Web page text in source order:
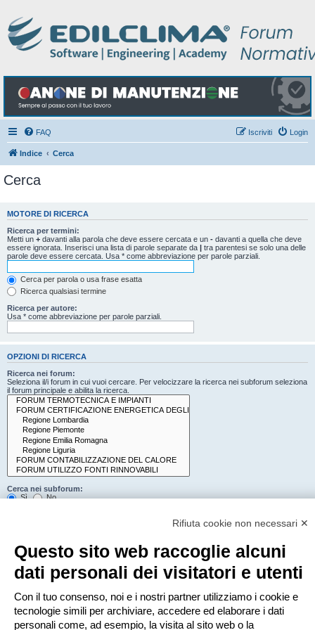
FAQ Login
Iscriviti
Indice Cerca
Cerca
MOTORE DI RICERCA
Ricerca per termini:
Metti un + davanti alla parola che deve essere cercata e un - davanti a quella che deve
essere ignorata. Inserisci una lista di parole separate da | tra parentesi se solo una delle
parole deve essere cercata. Usa * come abbreviazione per parole parziali.
Cerca per parola o usa frase esatta
Ricerca qualsiasi termine
Ricerca per autore:
Usa * come abbreviazione per parole parziali.
OPZIONI DI RICERCA
Ricerca nei forum:
Seleziona il/i forum in cui vuoi cercare. Per velocizzare la ricerca nei subforum seleziona
il forum principale e abilita la ricerca.
Cerca nei subforum:
Sì
No
Solo tra i titoli degli argomenti
Solo il primo messaggio dell’argomento
Mostra i risultati come:
Messaggi
Argomenti
Ordina risultati per:
Crescente
Decrescente
Rifiuta cookie non necessari ✕
Questo sito web raccoglie alcuni
dati personali dei visitatori e utenti
Con il tuo consenso, noi e i nostri partner utilizziamo i cookie e
tecnologie simili per archiviare, accedere ed elaborare i dati
personali come, ad esempio, la visita al sito web o la